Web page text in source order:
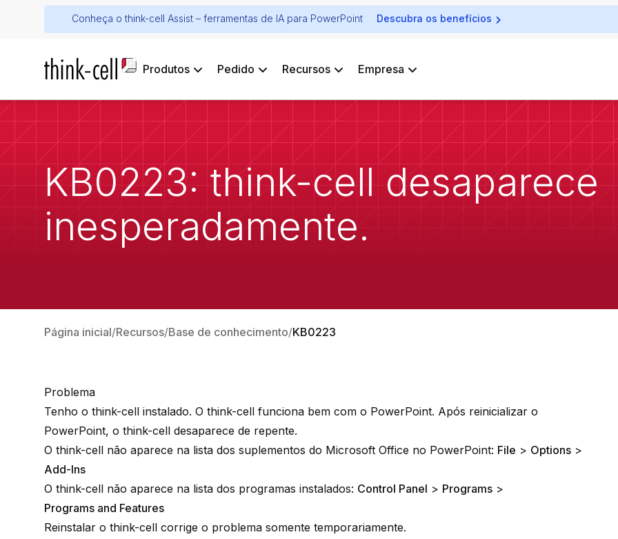
Conheça o think-cell Assist – ferramentas de IA para PowerPoint Descubra os benefícios
Produtos Pedido Recursos Empresa
KB0223: think-cell desaparece
inesperadamente.
Página inicial Recursos Base de conhecimento KB0223
Problema
Tenho o think-cell instalado. O think-cell funciona bem com o PowerPoint. Após reinicializar o
PowerPoint, o think-cell desaparece de repente.
O think-cell não aparece na lista dos suplementos do Microsoft Office no PowerPoint: File > Options >
Add-Ins
O think-cell não aparece na lista dos programas instalados: Control Panel > Programs >
Programs and Features
Reinstalar o think-cell corrige o problema somente temporariamente.